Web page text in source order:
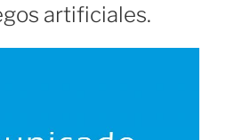
artificiales.